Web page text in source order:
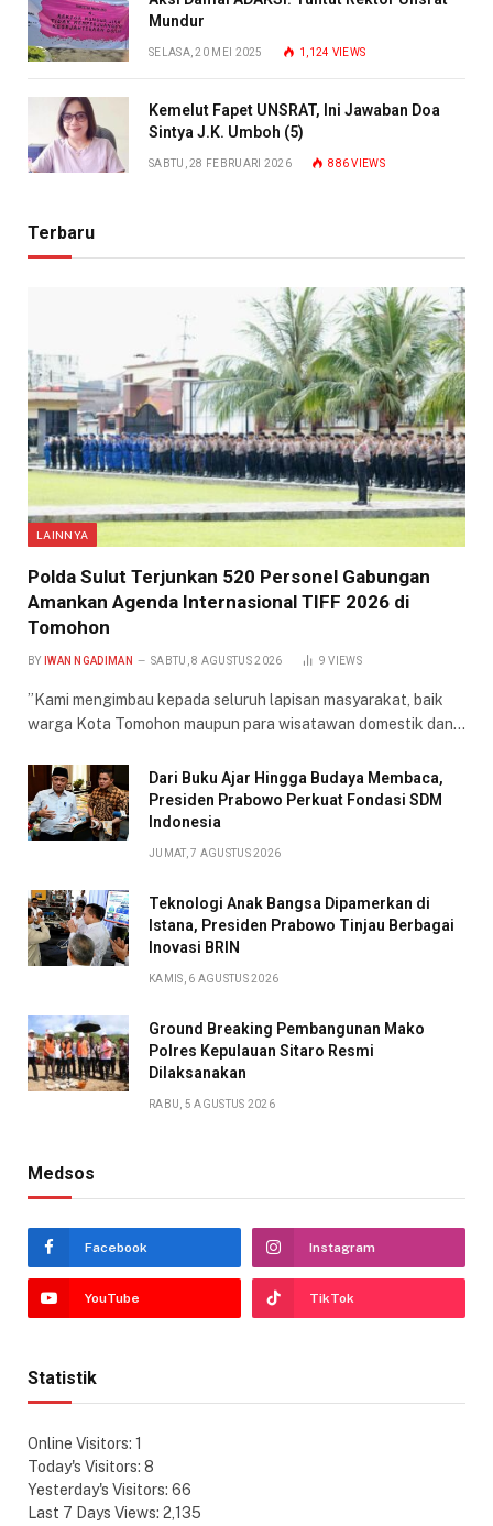
Mundur
SELASA, 20 MEI 2025 1,124 VIEWS
Kemelut Fapet UNSRAT, Ini Jawaban Doa
Sintya J.K. Umboh (5)
SABTU, 28 FEBRUARI 2026 886VIEWS
Terbaru
LAINNYA
​Polda Sulut Terjunkan 520 Personel Gabungan
Amankan Agenda Internasional TIFF 2026 di
Tomohon
BY IWAN NGADIMAN SABTU, 8 AGUSTUS 2026 9VIEWS
​”Kami mengimbau kepada seluruh lapisan masyarakat, baik
warga Kota Tomohon maupun para wisatawan domestik dan…
Dari Buku Ajar Hingga Budaya Membaca,
Presiden Prabowo Perkuat Fondasi SDM
Indonesia
JUMAT, 7 AGUSTUS 2026
Teknologi Anak Bangsa Dipamerkan di
Istana, Presiden Prabowo Tinjau Berbagai
Inovasi BRIN
KAMIS, 6 AGUSTUS 2026
Ground Breaking Pembangunan Mako
Polres Kepulauan Sitaro Resmi
Dilaksanakan
RABU, 5 AGUSTUS 2026
Medsos
Facebook Instagram
YouTube TikTok
Statistik
Online Visitors: 1
Today's Visitors: 8
Yesterday's Visitors: 66
Last 7 Days Views: 2,135